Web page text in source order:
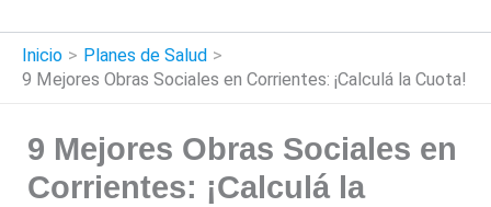
Inicio
Planes de Salud
9 Mejores Obras Sociales en Corrientes: ¡Calculá la Cuota!
9 Mejores Obras Sociales en
Corrientes: ¡Calculá la